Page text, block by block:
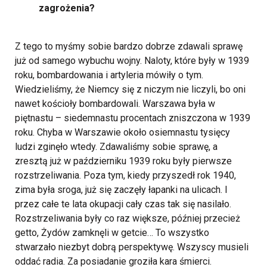
zagrożenia?
Z tego to myśmy sobie bardzo dobrze zdawali sprawę
już od samego wybuchu wojny. Naloty, które były w 1939
roku, bombardowania i artyleria mówiły o tym.
Wiedzieliśmy, że Niemcy się z niczym nie liczyli, bo oni
nawet kościoły bombardowali. Warszawa była w
piętnastu – siedemnastu procentach zniszczona w 1939
roku. Chyba w Warszawie około osiemnastu tysięcy
ludzi zginęło wtedy. Zdawaliśmy sobie sprawę, a
zresztą już w październiku 1939 roku były pierwsze
rozstrzeliwania. Poza tym, kiedy przyszedł rok 1940,
zima była sroga, już się zaczęły łapanki na ulicach. I
przez całe te lata okupacji cały czas tak się nasilało.
Rozstrzeliwania były co raz większe, później przecież
getto, Żydów zamknęli w getcie… To wszystko
stwarzało niezbyt dobrą perspektywę. Wszyscy musieli
oddać radia. Za posiadanie groziła kara śmierci.